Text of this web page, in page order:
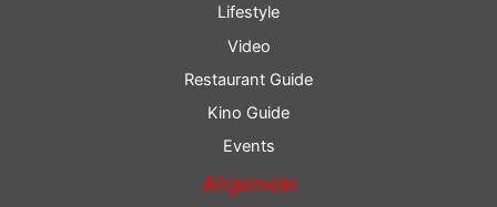
Lifestyle
Video
Restaurant Guide
Kino Guide
Events
Allgemein